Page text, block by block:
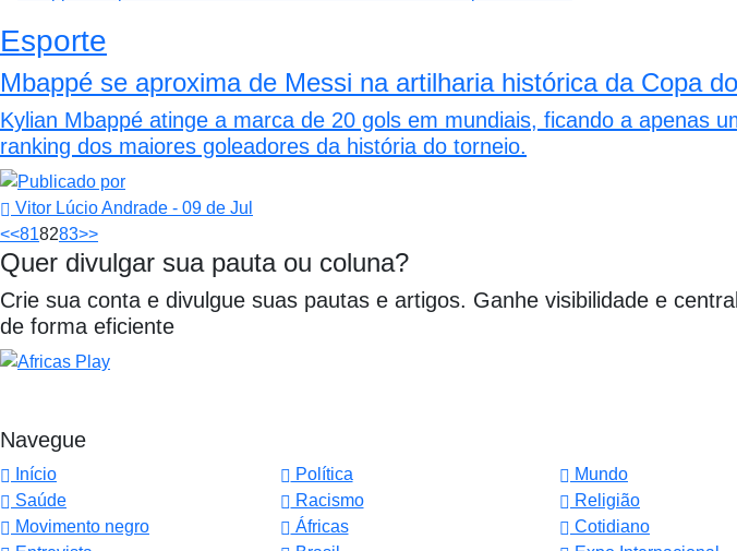
Esporte
Mbappé se aproxima de Messi na artilharia histórica da Copa
Kylian Mbappé atinge a marca de 20 gols em mundiais, ficando a apenas
ranking dos maiores goleadores da história do torneio.
Vitor Lúcio Andrade - 09 de Jul
<<818283>>
Quer divulgar sua pauta ou coluna?
Crie sua conta e divulgue suas pautas e artigos. Ganhe visibilidade e
de forma eficiente
Navegue
Início Política Mundo
Saúde
Racismo Religião
Movimento negro
Áfricas Cotidiano